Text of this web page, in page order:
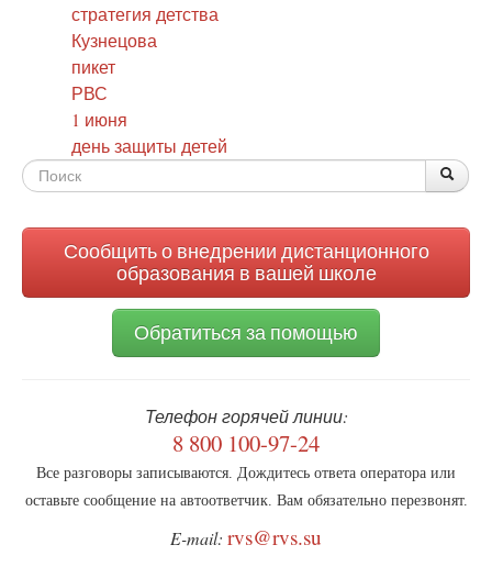
стратегия детства
Кузнецова
пикет
РВС
1 июня
день защиты детей
Форма
Сообщить о внедрении дистанционного
образования в вашей школе
Обратиться за помощью
Телефон горячей линии:
8 800 100-97-24
Все разговоры записываются. Дождитесь ответа оператора или
оставьте сообщение на автоответчик. Вам обязательно перезвонят.
E-mail: rvs@rvs.su